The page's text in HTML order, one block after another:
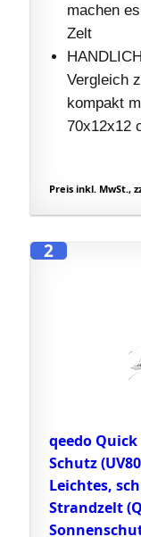
machen
Zelt
Vergleich
kompakt
70x12x12
Preis inkl. MwSt.,
2
qeedo
Schutz
Leichtes,
Strandzelt